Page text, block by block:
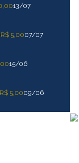
13/07
R$ 5,0007/07
15/06
R$ 5,0009/06